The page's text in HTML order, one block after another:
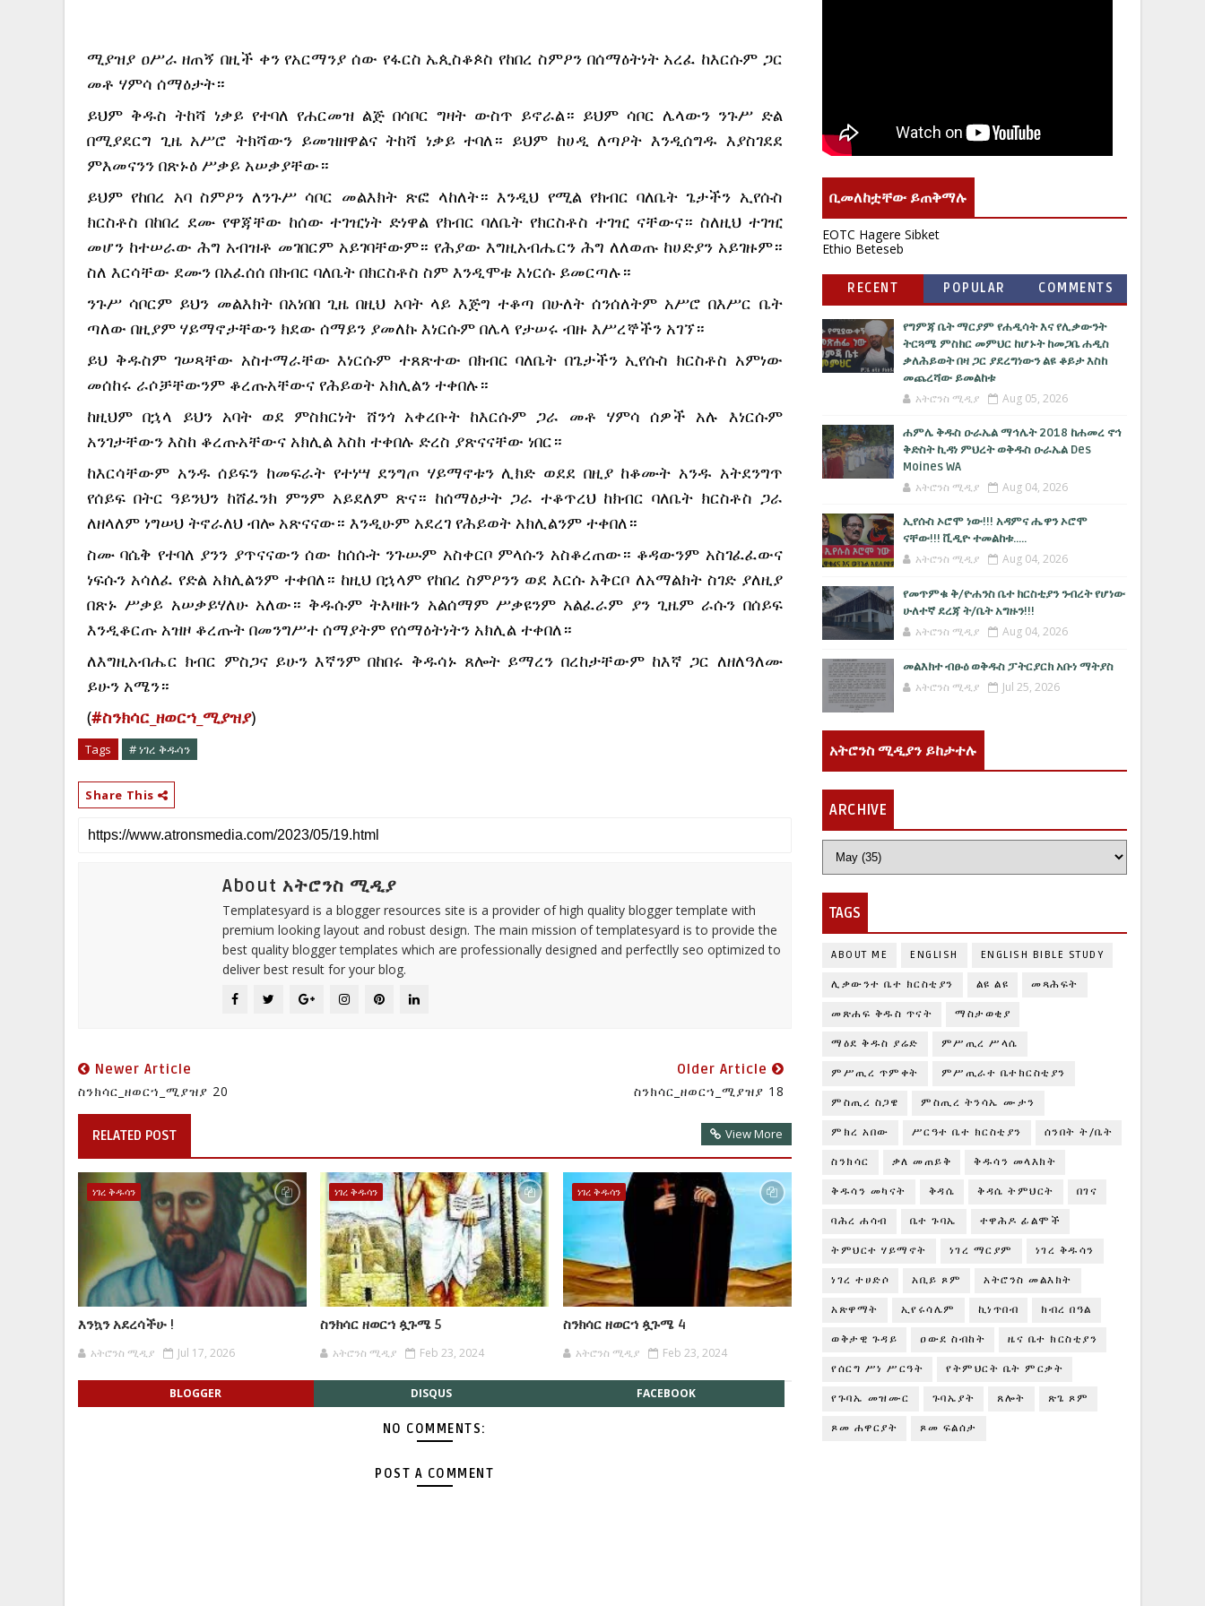
ሚያዝያ ዐሥራ ዘጠኝ በዚች ቀን የአርማንያ ሰው የፋርስ ኤጲስቆጶስ የከበረ ስምዖን በሰማዕትነት አረፈ ከእርሱም ጋር
መቶ ሃምሳ ሰማዕታት።
ይህም ቅዱስ ትከሻ ነቃይ የተባለ የሐርመዝ ልጅ በሳቦር ግዛት ውስጥ ይኖራል። ይህም ሳቦር ሌላውን ንጉሥ ድል
በሚያደርግ ጊዜ አሥሮ ትክሻውን ይመዝዘዋልና ትከሻ ነቃይ ተባለ። ይህም ከሀዲ ለጣዖት እንዲሰግዱ እያስገደደ
ምእመናንን በጽኑዕ ሥቃይ አሠቃያቸው።
ይህም የከበረ አባ ስምዖን ለንጉሥ ሳቦር መልእክት ጽፎ ላከለት። እንዲህ የሚል የክብር ባለቤት ጌታችን ኢየሱስ
ክርስቶስ በከበረ ደሙ የዋጃቸው ከሰው ተገዢነት ድነዋል የክብር ባለቤት የክርስቶስ ተገዢ ናቸውና። ስለዚህ ተገዢ
መሆን ከተሠራው ሕግ አብዝቶ መገበርም አይገባቸውም። የሕያው እግዚአብሔርን ሕግ ለለወጡ ከሀድያን አይገዙም።
ስለ እርሳቸው ደሙን በአፈሰሰ በክብር ባለቤት በክርስቶስ ስም እንዲሞቱ እነርሱ ይመርጣሉ።
ንጉሥ ሳቦርም ይህን መልእክት በአነበበ ጊዜ በዚህ አባት ላይ እጅግ ተቆጣ በሁለት ሰንሰለትም አሥሮ በእሥር ቤት
ጣለው በዚያም ሃይማኖታቸውን ክደው ሰማይን ያመለኩ እነርሱም በሌላ የታሠሩ ብዙ እሥረኞችን አገኘ።
ይህ ቅዱስም ገሠጻቸው አስተማራቸው እነርሱም ተጸጽተው በክብር ባለቤት በጌታችን ኢየሱስ ክርስቶስ አምነው
መሰከሩ ራሶቻቸውንም ቆረጡአቸውና የሕይወት አክሊልን ተቀበሉ።
ከዚህም በኋላ ይህን አባት ወደ ምስክርነት ሸንጎ አቀረቡት ከእርሱም ጋራ መቶ ሃምሳ ሰዎች አሉ እነርሱም
አንገታቸውን እስከ ቆረጡአቸውና አክሊል እስከ ተቀበሉ ድረስ ያጽናናቸው ነበር።
ከእርሳቸውም አንዱ ሰይፍን ከመፍራት የተነሣ ደንግጦ ሃይማኖቱን ሊክድ ወደደ በዚያ ከቆሙት አንዱ አትደንግጥ
የሰይፍ በትር ዓይንህን ከሸፈንክ ምንም አይደለም ጽና። ከሰማዕታት ጋራ ተቆጥረህ ከክብር ባለቤት ክርስቶስ ጋራ
ለዘላለም ነግሠህ ትኖራለህ ብሎ አጽናናው። እንዲሁም አደረገ የሕይወት አክሊልንም ተቀበለ።
ስሙ ባሴቅ የተባለ ያንን ያጥናናውን ሰው ከሰሱት ንጉሡም አስቀርቦ ምላሱን አስቆረጠው። ቆዳውንም አስገፈፈውና
ነፍሱን አሳለፈ የድል አክሊልንም ተቀበለ። ከዚህ በኋላም የከበረ ስምዖንን ወደ እርሱ አቅርቦ ለአማልክት ስገድ ያለዚያ
በጽኑ ሥቃይ አሠቃይሃለሁ አለው። ቅዱሱም ትእዛዙን አልሰማም ሥቃዩንም አልፈራም ያን ጊዜም ራሱን በሰይፍ
እንዲቆርጡ አዝዞ ቆረጡት በመንግሥተ ሰማያትም የሰማዕትነትን አክሊል ተቀበለ።
ለእግዚአብሔር ክብር ምስጋና ይሁን እኛንም በከበሩ ቅዱሳኑ ጸሎት ይማረን በረከታቸውም ከእኛ ጋር ለዘለዓለሙ
ይሁን አሜን።
(#ስንክሳር_ዘወርኀ_ሚያዝያ)
Tags # ነገረ ቅዱሳን
Share This
About አትሮንስ ሚዲያ
Templatesyard is a blogger resources site is a provider of high quality blogger template with
premium looking layout and robust design. The main mission of templatesyard is to provide the
best quality blogger templates which are professionally designed and perfectlly seo optimized to
deliver best result for your blog.
Newer Article
ስንክሳር_ዘወርኀ_ሚያዝያ 20
Older Article
ስንክሳር_ዘወርኀ_ሚያዝያ 18
RELATED POST View More
ነገረ ቅዱሳን
እንኳን አደረሳችሁ !
አትሮንስ ሚዲያ Jul 17, 2026
ነገረ ቅዱሳን
ስንክሳር ዘወርኀ ጷጉሜ 5
አትሮንስ ሚዲያ Feb 23, 2024
ነገረ ቅዱሳን
ስንክሳር ዘወርኀ ጷጉሜ 4
አትሮንስ ሚዲያ Feb 23, 2024
BLOGGER DISQUS FACEBOOK
NO COMMENTS:
POST A COMMENT
ቢመለከቷቸው ይጠቅማሉ
EOTC Hagere Sibket
Ethio Beteseb
RECENT POPULAR COMMENTS
የግምጃ ቤት ማርያም የሐዲሳት እና የሊቃውንት
ትርጓሜ ምስክር መምህር ከሆኑት ከመጋቤ ሐዲስ
ቃለሕይወት በዛ ጋር ያደረግነውን ልዩ ቆይታ እስከ
መጨረሻው ይመልከቱ
አትሮንስ ሚዲያ Aug 05, 2026
ሐምሌ ቅዱስ ዑራኤል ማኅሌት 2018 ከሐመረ ኖኅ
ቅድስት ኪዳነ ምህረት ወቅዱስ ዑራኤል Des
Moines WA
አትሮንስ ሚዲያ Aug 04, 2026
ኢየሱስ ኦሮሞ ነው!!! አዳምና ሔዋን ኦሮሞ
ናቸው!!! ቪዲዮ ተመልከቱ.....
አትሮንስ ሚዲያ Aug 04, 2026
የመጥምቁ ቅ/ዮሐንስ ቤተ ክርስቲያን ንብረት የሆነው
ሁለተኛ ደረጃ ት/ቤት አግዙን!!!
አትሮንስ ሚዲያ Aug 04, 2026
መልእክተ ብፁዕ ወቅዱስ ፓትርያርክ አቡነ ማትያስ
አትሮንስ ሚዲያ Jul 25, 2026
አትሮንስ ሚዲያን ይከታተሉ
ARCHIVE
TAGS
ABOUT ME ENGLISH ENGLISH BIBLE STUDY
ሊቃውንተ ቤተ ክርስቲያን ልዩ ልዩ መጻሕፍት
መጽሐፍ ቅዱስ ጥናት ማስታወቂያ
ማዕደ ቅዱስ ያሬድ ምሥጢረ ሥላሴ
ምሥጢረ ጥምቀት ምሥጢራተ ቤተክርስቲያን
ምስጢረ ስጋዌ ምስጢረ ትንሳኤ ሙታን
ምክረ አበው ሥርዓተ ቤተ ክርስቲያን ሰንበት ት/ቤት
ስንክሳር ቃለ መጠይቅ ቅዱሳን መላእክት
ቅዱሳን መካናት ቅዳሴ ቅዳሴ ትምህርት በገና
ባሕረ ሐሳብ ቤተ ጉባኤ ተዋሕዶ ፊልሞች
ትምህርተ ሃይማኖት ነገረ ማርያም ነገረ ቅዱሳን
ነገረ ተሀድሶ አቢይ ጾም አትሮንስ መልእክት
አጽዋማት ኢየሩሳሌም ኪነጥበብ ክብረ በዓል
ወቅታዊ ጉዳይ ዐውደ ስብከት ዜና ቤተ ክርስቲያን
የሰርግ ሥነ ሥርዓት የትምህርት ቤት ምርቃት
የጉባኤ መዝሙር ጉባኤያት ጸሎት ጽጌ ጾም
ጾመ ሐዋርያት ጾመ ፍልሰታ